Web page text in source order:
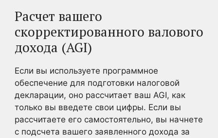
Расчет вашего
скорректированного валового
дохода (AGI)
Если вы используете программное
обеспечение для подготовки налоговой
декларации, оно рассчитает ваш AGI, как
только вы введете свои цифры. Если вы
рассчитаете его самостоятельно, вы начнете
с подсчета вашего заявленного дохода за